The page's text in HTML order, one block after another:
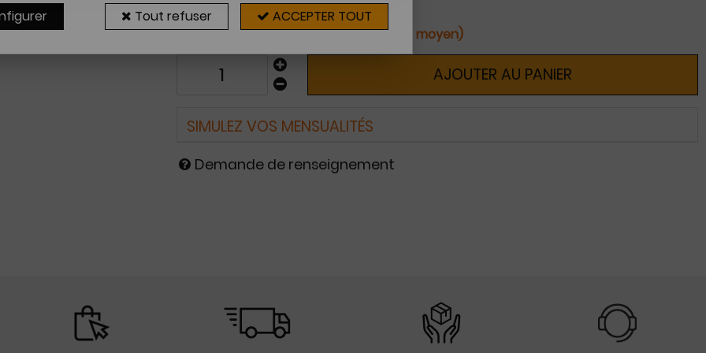
Sur commande
2 à 4 semaines (délai moyen)
AJOUTER AU PANIER
SIMULEZ VOS MENSUALITÉS
Demande de renseignement
Tout refuser ACCEPTER TOUT